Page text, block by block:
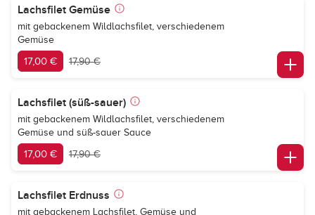
Lachsfilet Gemüse
mit gebackenem Wildlachsfilet, verschiedenem
Gemüse
17,00 € 17,90 €
Lachsfilet (süß-sauer)
mit gebackenem Wildlachsfilet, verschiedenem
Gemüse und süß-sauer Sauce
17,00 € 17,90 €
Lachsfilet Erdnuss
mit gebackenem Lachsfilet, Gemüse und